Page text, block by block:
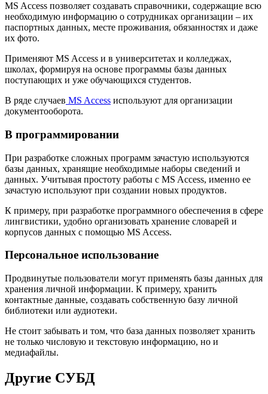
MS Access позволяет создавать справочники, содержащие всю
необходимую информацию о сотрудниках организации – их
паспортных данных, месте проживания, обязанностях и даже
их фото.
Применяют MS Access и в университетах и колледжах,
школах, формируя на основе программы базы данных
поступающих и уже обучающихся студентов.
В ряде случаев MS Access используют для организации
документооборота.
В программировании
При разработке сложных программ зачастую используются
базы данных, хранящие необходимые наборы сведений и
данных. Учитывая простоту работы с MS Access, именно ее
зачастую используют при создании новых продуктов.
К примеру, при разработке программного обеспечения в сфере
лингвистики, удобно организовать хранение словарей и
корпусов данных с помощью MS Access.
Персональное использование
Продвинутые пользователи могут применять базы данных для
хранения личной информации. К примеру, хранить
контактные данные, создавать собственную базу личной
библиотеки или аудиотеки.
Не стоит забывать и том, что база данных позволяет хранить
не только числовую и текстовую информацию, но и
медиафайлы.
Другие СУБД